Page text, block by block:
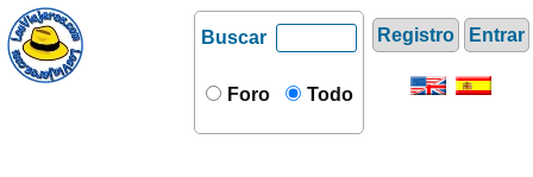
Registro Entrar
Buscar
Foro Todo